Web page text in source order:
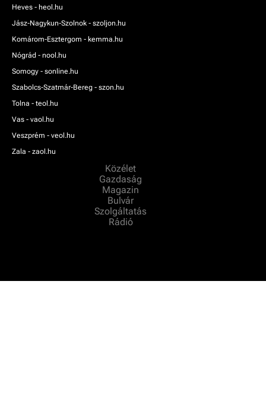
Heves - heol.hu
Jász-Nagykun-Szolnok - szoljon.hu
Komárom-Esztergom - kemma.hu
Nógrád - nool.hu
Somogy - sonline.hu
Szabolcs-Szatmár-Bereg - szon.hu
Tolna - teol.hu
Vas - vaol.hu
Veszprém - veol.hu
Zala - zaol.hu
Közélet
Gazdaság
Magazin
Bulvár
Szolgáltatás
Rádió